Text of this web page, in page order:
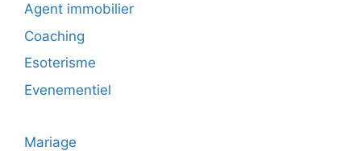
Agent immobilier
Coaching
Esoterisme
Evenementiel
Mariage